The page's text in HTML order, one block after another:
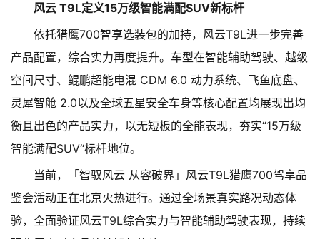
风云 T9L定义15万级智能满配SUV新标杆
依托猎鹰700智享选装包的加持，风云T9L进一步完善
产品配置，综合实力再度提升。车型在智能辅助驾驶、越级
空间尺寸、鲲鹏超能电混 CDM 6.0 动力系统、飞鱼底盘、
灵犀智舱 2.0以及全球五星安全车身等核心配置均展现出均
衡且出色的产品实力，以无短板的全能表现，夯实“15万级
智能满配SUV“标杆地位。
当前，「智驭风云 从容破界」风云T9L猎鹰700驾享品
鉴会活动正在北京火热进行。通过全场景真实路况动态体
验，全面验证风云T9L综合实力与智能辅助驾驶表现，持续